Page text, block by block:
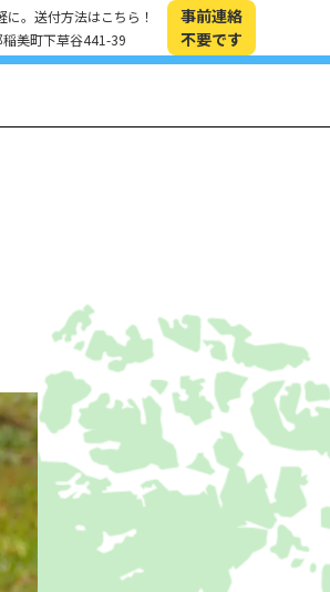
に。送付方法はこちら！
美町下草谷441-39
事前連絡
不要です